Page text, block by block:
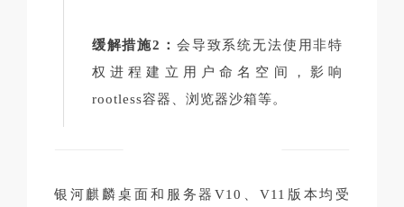
缓解措施2： 会导致系统无法使用非特
权进程建立用户命名空间，影响
rootless容器、浏览器沙箱等。
银河麒麟桌面和服务器V10、V11版本均受